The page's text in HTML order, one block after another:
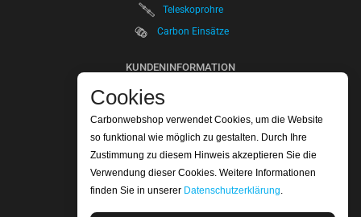
Teleskoprohre
Carbon Einsätze
KUNDENINFORMATION
Mein Account
Mein Orders
Rücksendungen un Rückerstattungen
Versand und Lieferung
Cookies
Carbonwebshop verwendet Cookies, um die Website
so funktional wie möglich zu gestalten. Durch Ihre
Zustimmung zu diesem Hinweis akzeptieren Sie die
Verwendung dieser Cookies. Weitere Informationen
finden Sie in unserer Datenschutzerklärung.